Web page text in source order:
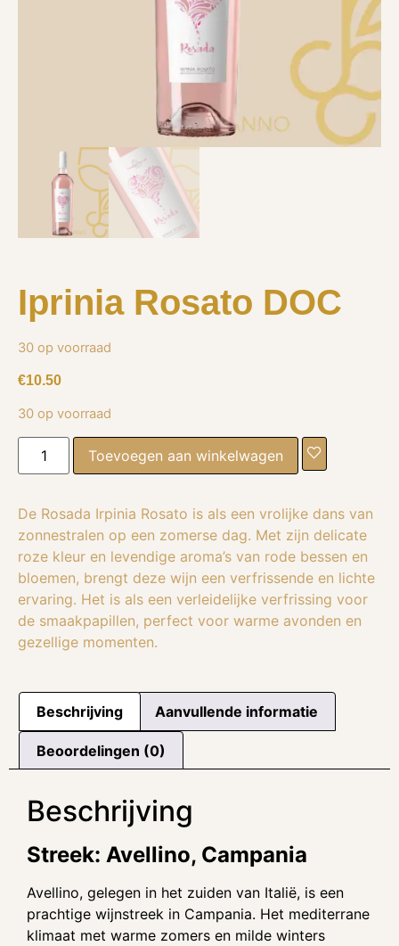
Iprinia Rosato DOC
30 op voorraad
€10.50
30 op voorraad
Toevoegen aan winkelwagen
De Rosada Irpinia Rosato is als een vrolijke dans van
zonnestralen op een zomerse dag. Met zijn delicate
roze kleur en levendige aroma’s van rode bessen en
bloemen, brengt deze wijn een verfrissende en lichte
ervaring. Het is als een verleidelijke verfrissing voor
de smaakpapillen, perfect voor warme avonden en
gezellige momenten.
Beschrijving Aanvullende informatie
Beoordelingen (0)
Beschrijving
Streek: Avellino, Campania
Avellino, gelegen in het zuiden van Italië, is een
prachtige wijnstreek in Campania. Het mediterrane
klimaat met warme zomers en milde winters